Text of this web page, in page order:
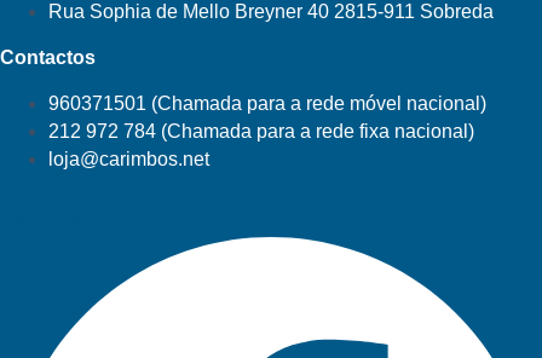
Rua Sophia de Mello Breyner 40 2815-911 Sobreda
Contactos
960371501 (Chamada para a rede móvel nacional)
212 972 784 (Chamada para a rede fixa nacional)
loja@carimbos.net